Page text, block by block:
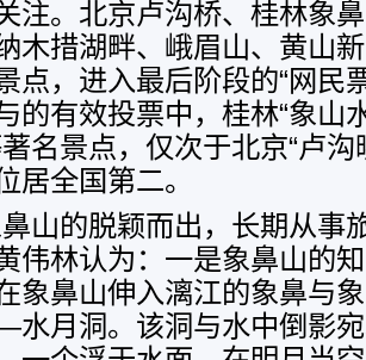
注。北京卢沟桥、桂林象
木措湖畔、峨眉山、黄山
点，进入最后阶段的“网民
的有效投票中，桂林“象山
名景点，仅次于北京“卢
居全国第二。
山的脱颖而出，长期从事
伟林认为：一是象鼻山的
象鼻山伸入漓江的象鼻与
月洞。该洞与水中倒影